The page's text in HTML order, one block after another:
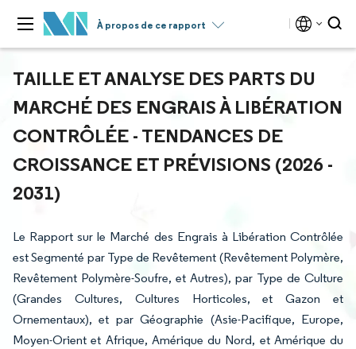
À propos de ce rapport
TAILLE ET ANALYSE DES PARTS DU
MARCHÉ DES ENGRAIS À LIBÉRATION
CONTRÔLÉE - TENDANCES DE
CROISSANCE ET PRÉVISIONS (2026 -
2031)
Le Rapport sur le Marché des Engrais à Libération Contrôlée
est Segmenté par Type de Revêtement (Revêtement Polymère,
Revêtement Polymère-Soufre, et Autres), par Type de Culture
(Grandes Cultures, Cultures Horticoles, et Gazon et
Ornementaux), et par Géographie (Asie-Pacifique, Europe,
Moyen-Orient et Afrique, Amérique du Nord, et Amérique du